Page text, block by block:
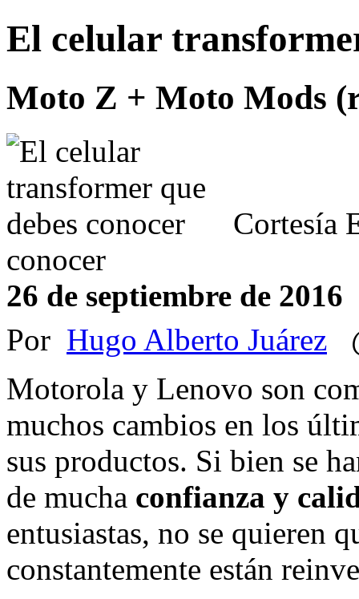
El celular
Moto Z + Moto Mods
Cortesía
conocer
26 de septiembre de 2016
Por Hugo Alberto Juárez
Motorola y Lenovo son
muchos cambios en los
sus productos. Si bien se
de mucha confianza y
entusiastas, no se quieren
constantemente están